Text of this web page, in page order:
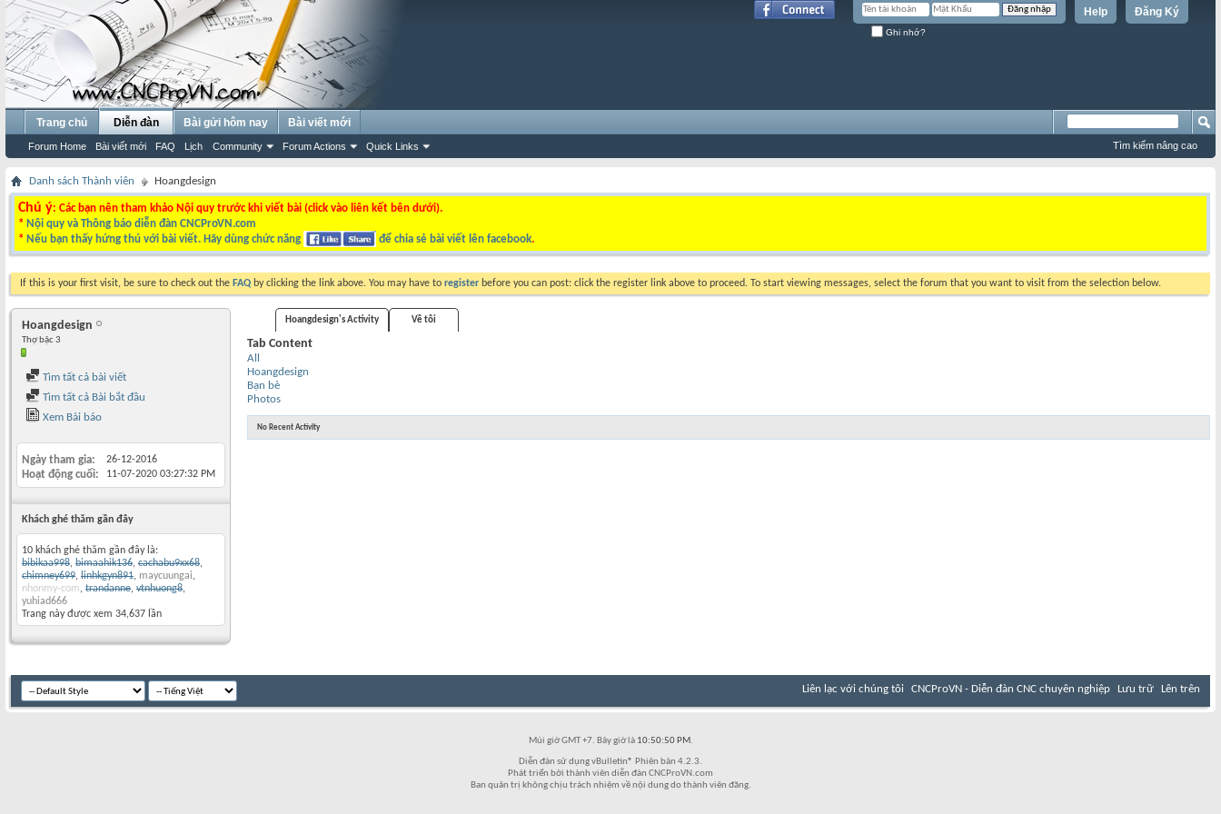
Đăng Ký
Help
Ghi nhớ?
Trang chủ Diễn đàn
Forum Home Bài viết mới FAQ Lịch Community Forum Actions Quick Links
Bài gửi hôm nay Bài viết mới
Tìm kiếm nâng cao
Danh sách Thành viên Hoangdesign
Chú ý: Các bạn nên tham khảo Nội quy trước khi viết bài (click vào liên kết bên dưới).
* Nội quy và Thông báo diễn đàn CNCProVN.com
* Nếu bạn thấy hứng thú với bài viết. Hãy dùng chức năng để chia sẻ bài viết lên facebook.
If this is your first visit, be sure to check out the FAQ by clicking the link above. You may have to register before you can post: click the register link above to proceed. To start viewing messages, select the forum that you want to visit from the selection below.
Hoangdesign
Thợ bậc 3
Tìm tất cả bài viết
Tìm tất cả Bài bắt đầu
Xem Bài báo
Ngày tham gia 26-12-2016
Hoạt động cuối 11-07-2020 03:27:32 PM
Khách ghé thăm gần đây
10 khách ghé thăm gần đây là:
bibikaa998, bimaahik136, cachabu9xx68,
chimney699, linhkgyn891, maycuungai,
nhonmy-com, trandanne, vtnhuong8,
yuhiad666
Trang này được xem 34,637 lần
Hoangdesign's Activity Về tôi
Tab Content
All
Hoangdesign
Bạn bè
Photos
No Recent Activity
Liên lạc với chúng tôi CNCProVN - Diễn đàn CNC chuyên nghiệp Lưu trữ Lên trên
Múi giờ GMT +7. Bây giờ là 10:50:50 PM.
Diễn đàn sử dụng vBulletin® Phiên bản 4.2.3.
Phát triển bởi thành viên diễn đàn CNCProVN.com
Ban quản trị không chịu trách nhiệm về nội dung do thành viên đăng.